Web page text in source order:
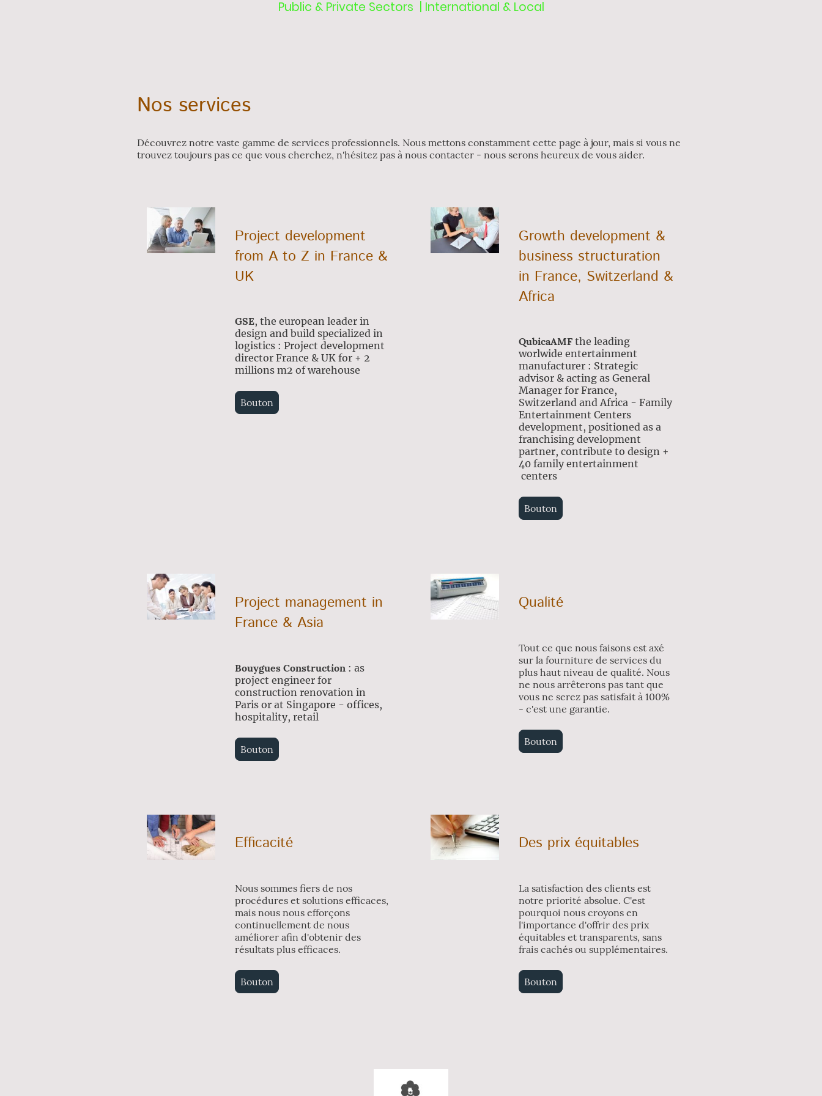
Public & Private Sectors | International & Local
Nos services
Découvrez notre vaste gamme de services professionnels. Nous mettons constamment cette page à jour, mais si vous ne
trouvez toujours pas ce que vous cherchez, n'hésitez pas à nous contacter - nous serons heureux de vous aider.
Project development
from A to Z in France &
UK
GSE, the european leader in
design and build specialized in
logistics : Project development
director France & UK for + 2
millions m2 of warehouse
Bouton
Growth development &
business structuration
in France, Switzerland &
Africa
QubicaAMFthe leading
worlwide entertainment
manufacturer : Strategic
advisor & acting as General
Manager for France,
Switzerland and Africa - Family
Entertainment Centers
development, positioned as a
franchising development
partner, contribute to design +
40 family entertainment
centers
Bouton
Project management in
France & Asia
Bouygues Construction : as
project engineer for
construction renovation in
Paris or at Singapore - offices,
hospitality, retail
Bouton
Qualité
Tout ce que nous faisons est axé
sur la fourniture de services du
plus haut niveau de qualité. Nous
ne nous arrêterons pas tant que
vous ne serez pas satisfait à 100%
- c'est une garantie.
Bouton
Efficacité
Nous sommes fiers de nos
procédures et solutions efficaces,
mais nous nous efforçons
continuellement de nous
améliorer afin d'obtenir des
résultats plus efficaces.
Bouton
Des prix équitables
La satisfaction des clients est
notre priorité absolue. C'est
pourquoi nous croyons en
l'importance d'offrir des prix
équitables et transparents, sans
frais cachés ou supplémentaires.
Bouton